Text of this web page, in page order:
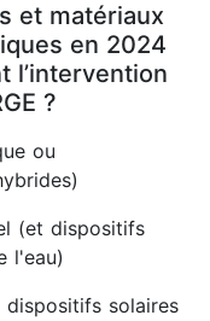
et matériaux
en 2024
l’intervention
?
ou
(et dispositifs
l'eau)
dispositifs solaires